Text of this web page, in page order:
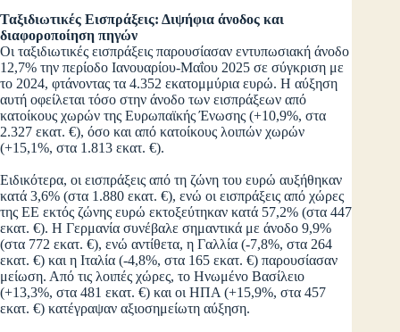
Ταξιδιωτικές Εισπράξεις: Διψήφια άνοδος και
διαφοροποίηση πηγών
Οι ταξιδιωτικές εισπράξεις παρουσίασαν εντυπωσιακή άνοδο
12,7% την περίοδο Ιανουαρίου-Μαΐου 2025 σε σύγκριση με
το 2024, φτάνοντας τα 4.352 εκατομμύρια ευρώ. Η αύξηση
αυτή οφείλεται τόσο στην άνοδο των εισπράξεων από
κατοίκους χωρών της Ευρωπαϊκής Ένωσης (+10,9%, στα
2.327 εκατ. €), όσο και από κατοίκους λοιπών χωρών
(+15,1%, στα 1.813 εκατ. €).
Ειδικότερα, οι εισπράξεις από τη ζώνη του ευρώ αυξήθηκαν
κατά 3,6% (στα 1.880 εκατ. €), ενώ οι εισπράξεις από χώρες
της ΕΕ εκτός ζώνης ευρώ εκτοξεύτηκαν κατά 57,2% (στα 447
εκατ. €). Η Γερμανία συνέβαλε σημαντικά με άνοδο 9,9%
(στα 772 εκατ. €), ενώ αντίθετα, η Γαλλία (-7,8%, στα 264
εκατ. €) και η Ιταλία (-4,8%, στα 165 εκατ. €) παρουσίασαν
μείωση. Από τις λοιπές χώρες, το Ηνωμένο Βασίλειο
(+13,3%, στα 481 εκατ. €) και οι ΗΠΑ (+15,9%, στα 457
εκατ. €) κατέγραψαν αξιοσημείωτη αύξηση.